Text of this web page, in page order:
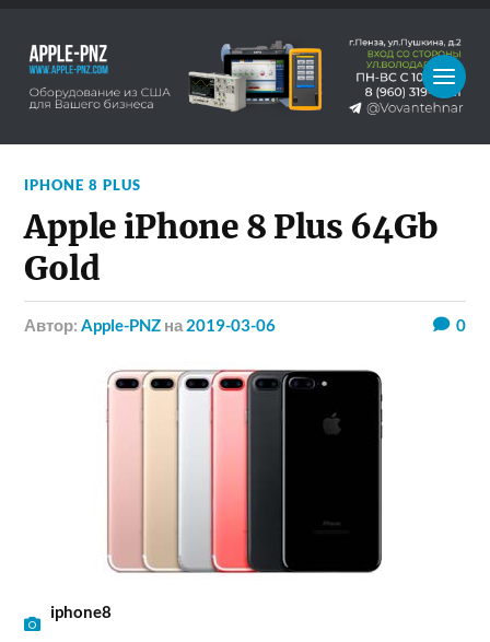
IPHONE 8 PLUS
Apple iPhone 8 Plus 64Gb
Gold
Автор:Apple-PNZ на 2019-03-06 0
iphone8